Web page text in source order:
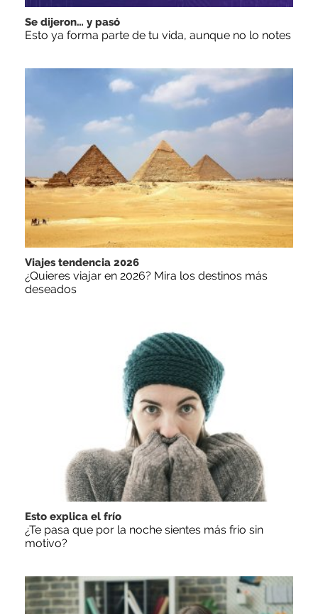
Se dijeron… y pasó
Esto ya forma parte de tu vida, aunque no lo notes
Viajes tendencia 2026
¿Quieres viajar en 2026? Mira los destinos más
deseados
Esto explica el frío
¿Te pasa que por la noche sientes más frío sin
motivo?